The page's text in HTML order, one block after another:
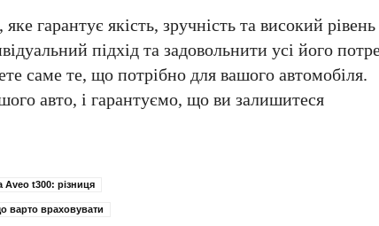
гарантує якість, зручність та високий рівень
підхід та задовольнити усі його
саме те, що потрібно для вашого автомобіля.
авто, і гарантуємо, що ви залишитеся
Aveo t300: різниця
варто враховувати